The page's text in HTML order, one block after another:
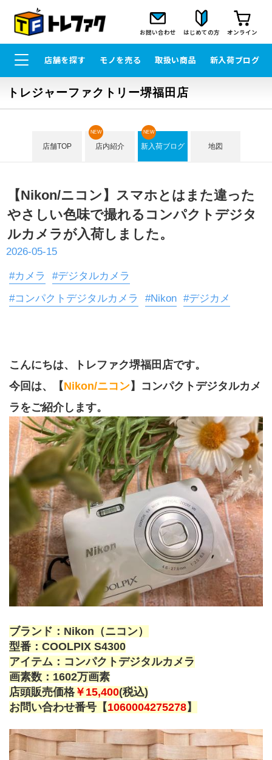
お問い合わせ はじめての方 オンライン
店舗を探す モノを売る 取扱い商品 新入荷ブログ
トレジャーファクトリー堺福田店
店舗TOP 店内紹介
NEW
新入荷ブログ
NEW
地図
【Nikon/ニコン】スマホとはまた違った
やさしい色味で撮れるコンパクトデジタ
ルカメラが入荷しました。
2026-05-15
#カメラ
#デジタルカメラ
#コンパクトデジタルカメラ
#Nikon #デジカメ
こんにちは、トレファク堺福田店です。
今回は、【Nikon/ニコン】コンパクトデジタルカメ
ラをご紹介します。
ブランド：Nikon（ニコン）
型番：COOLPIX S4300
アイテム：コンパクトデジタルカメラ
画素数：1602万画素
店頭販売価格 ￥15,400(税込)
お問い合わせ番号【1060004275278】